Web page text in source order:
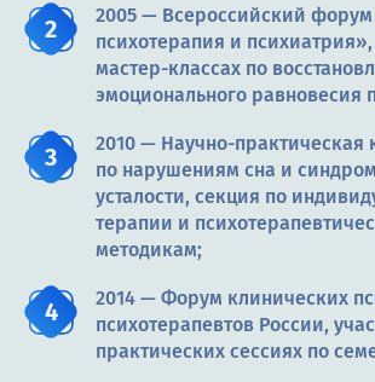
2005 — Всероссийский
психотерапия и
мастер-классах по
эмоционального равновесия
2010 — Научно-практическая
по нарушениям сна и
усталости, секция по
терапии и
методикам;
2014 — Форум клинических
психотерапевтов России,
практических сессиях по